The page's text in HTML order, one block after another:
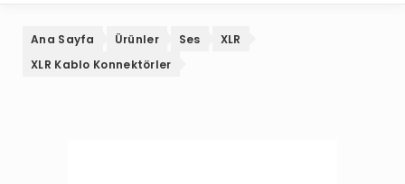
Ana Sayfa Ürünler Ses
XLR
XLR Kablo Konnektörler